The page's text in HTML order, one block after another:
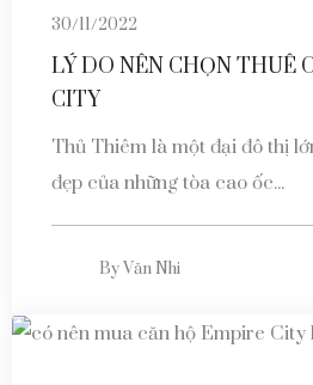
30/11/2022
LÝ DO NÊN CHỌN THUÊ
CITY
Thủ Thiêm là một đại đô thị
đẹp của những tòa cao ốc...
ByVăn Nhi